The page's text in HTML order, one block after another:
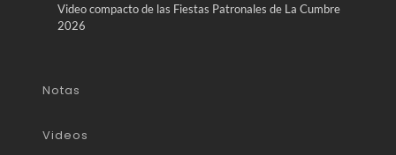
Video compacto de las Fiestas Patronales de La Cumbre
2026
Notas
Videos